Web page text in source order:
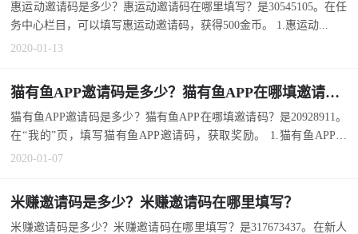
惠运动邀请码是多少？惠运动邀请码在哪里填写？是30545105。在任
务中心栏目，可以填写惠运动邀请码，获得500金币。 1.惠运动...
2020-01-13
猫有鱼APP邀请码是多少？猫有鱼APP在哪填邀请码？
猫有鱼APP邀请码是多少？猫有鱼APP在哪填邀请码？是20928911。
在“我的”页，填写猫有鱼APP邀请码，获取奖励。 1.猫有鱼APP邀
请...
2020-01-07
米赚邀请码是多少？米赚邀请码在哪里填写？
米赚邀请码是多少？米赚邀请码在哪里填写？是317673437。在新人